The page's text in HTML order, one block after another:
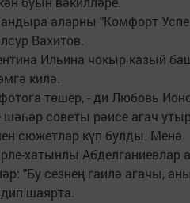
аларны "Комфорт
Вахитов.
Ильина чокыр казый
килә.
төшер, - ди Любовь
советы рәисе агач
сюжетлар күп булды. Менә
хатынлы Абделганиевлар
"Бу сезнең гаилә агачы,
шаярта.